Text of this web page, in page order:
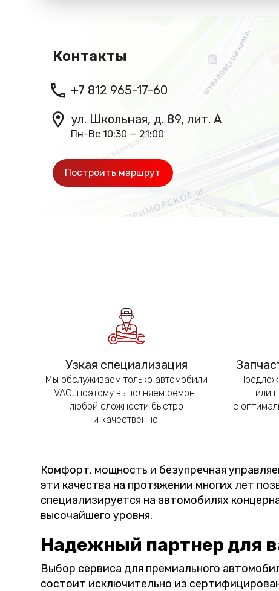
Контакты
+7 812 965-17-60
ул. Школьная, д. 89, лит. А
Пн-Вс 10:30 — 21:00
Построить маршрут
Узкая специализация
Мы обслуживаем только автомобили
VAG, поэтому выполняем ремонт
любой сложности быстро
и качественно.
или
с
Комфорт, мощность и безупречная
эти качества на протяжении многих лет
специализируется на автомобилях
высочайшего уровня.
Надежный партнер для
Выбор сервиса для премиального
состоит исключительно из